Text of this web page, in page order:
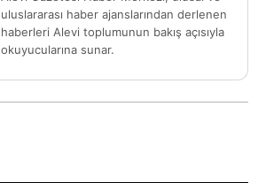
uluslararası haber ajanslarından derlenen
haberleri Alevi toplumunun bakış açısıyla
okuyucularına sunar.